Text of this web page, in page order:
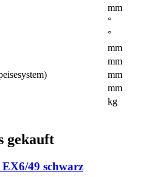
mm
°
°
mm
mm
mm
mm
kg
gekauft
49 schwarz